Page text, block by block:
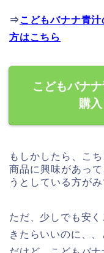
⇒ こどもバナナ青
方はこちら
こどもバナ
購
もしかしたら、こ
商品に興味があっ
うとしている方が
ただ、少しでも安
きたらいいのに、